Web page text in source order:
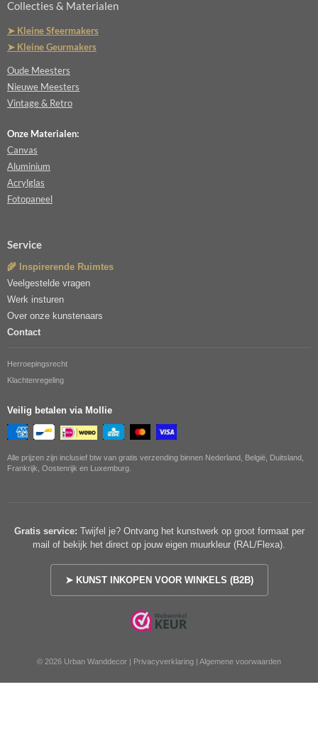
Collecties & Materialen
➤ Kleine Sfeermakers
➤ Kleine Geurmakers
Oude Meesters
Nieuwe Meesters
Vintage & Retro
Onze Materialen:
Canvas
Aluminium
Acrylglas
Fotopaneel
Service
🌾 Inspirerende Ruimtes
Veelgestelde vragen
Werk insturen
Over onze kunstenaars
Contact
Herroepingsrecht
Klachtenregeling
Veilig betalen via Mollie
Alle prijzen zijn inclusief btw van gratis verzending binnen Nederland, België, Duitsland,
Frankrijk, Oostenrijk en Luxemburg.
Gratis service: Twijfel je? Ontvang het kunstwerk op groot formaat per
mail of bekijk het direct op jouw eigen muurkleur (RAL/Flexa).
➤ KUNST INKOPEN VOOR WINKELS (B2B)
© 2026 Urban Wanddecor | Privacyverklaring | Algemene voorwaarden